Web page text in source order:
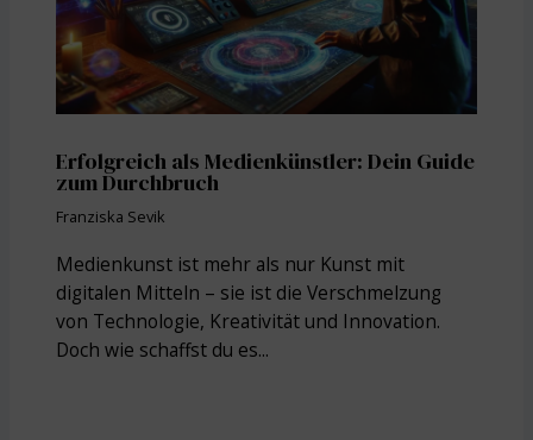
Erfolgreich als Medienkünstler: Dein Guide
zum Durchbruch
Franziska Sevik
Medienkunst ist mehr als nur Kunst mit
digitalen Mitteln – sie ist die Verschmelzung
von Technologie, Kreativität und Innovation.
Doch wie schaffst du es...